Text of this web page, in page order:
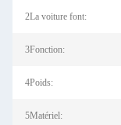
2La voiture font:
3Fonction:
4Poids:
5Matériel: